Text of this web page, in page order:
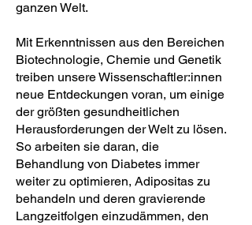
ganzen Welt.
Mit Erkenntnissen aus den Bereichen
Biotechnologie, Chemie und Genetik
treiben unsere Wissenschaftler:innen
neue Entdeckungen voran, um einige
der größten gesundheitlichen
Herausforderungen der Welt zu lösen.
So arbeiten sie daran, die
Behandlung von Diabetes immer
weiter zu optimieren, Adipositas zu
behandeln und deren gravierende
Langzeitfolgen einzudämmen, den